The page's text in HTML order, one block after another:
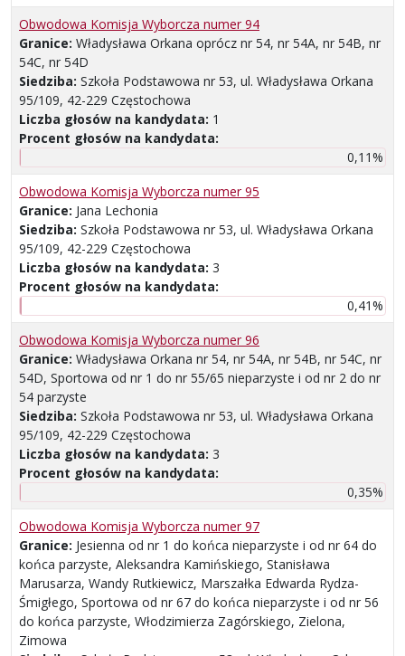
Obwodowa Komisja Wyborcza numer 94
Granice: Władysława Orkana oprócz nr 54, nr 54A, nr 54B, nr
54C, nr 54D
Siedziba: Szkoła Podstawowa nr 53, ul. Władysława Orkana
95/109, 42-229 Częstochowa
Liczba głosów na kandydata: 1
Procent głosów na kandydata:
0,11%
Obwodowa Komisja Wyborcza numer 95
Granice: Jana Lechonia
Siedziba: Szkoła Podstawowa nr 53, ul. Władysława Orkana
95/109, 42-229 Częstochowa
Liczba głosów na kandydata: 3
Procent głosów na kandydata:
0,41%
Obwodowa Komisja Wyborcza numer 96
Granice: Władysława Orkana nr 54, nr 54A, nr 54B, nr 54C, nr
54D, Sportowa od nr 1 do nr 55/65 nieparzyste i od nr 2 do nr
54 parzyste
Siedziba: Szkoła Podstawowa nr 53, ul. Władysława Orkana
95/109, 42-229 Częstochowa
Liczba głosów na kandydata: 3
Procent głosów na kandydata:
0,35%
Obwodowa Komisja Wyborcza numer 97
Granice: Jesienna od nr 1 do końca nieparzyste i od nr 64 do
końca parzyste, Aleksandra Kamińskiego, Stanisława
Marusarza, Wandy Rutkiewicz, Marszałka Edwarda Rydza-
Śmigłego, Sportowa od nr 67 do końca nieparzyste i od nr 56
do końca parzyste, Włodzimierza Zagórskiego, Zielona,
Zimowa